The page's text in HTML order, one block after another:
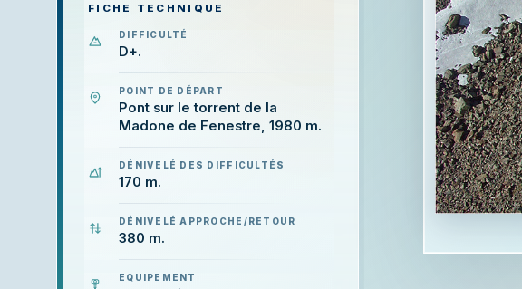
FICHE TECHNIQUE
DIFFICULTÉ
D+.
POINT DE DÉPART
Pont sur le torrent de la
Madone de Fenestre, 1980 m.
DÉNIVELÉ DES DIFFICULTÉS
170 m.
DÉNIVELÉ APPROCHE/RETOUR
380 m.
EQUIPEMENT